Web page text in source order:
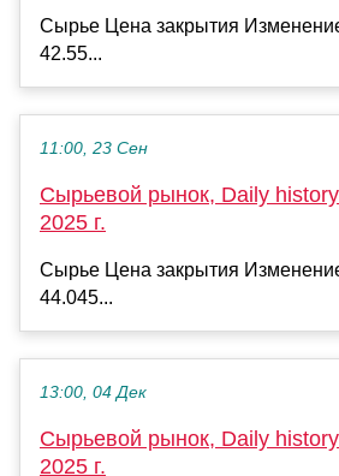
Сырье Цена закрытия
42.55...
11:00, 23 Сен
Сырьевой рынок, Daily
2025 г.
Сырье Цена закрытия
44.045...
13:00, 04 Дек
Сырьевой рынок, Daily
2025 г.